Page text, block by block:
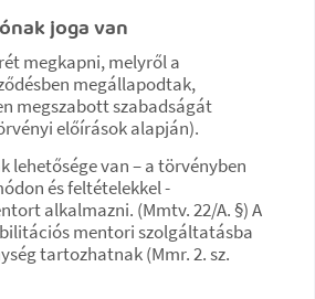
joga van
megkapni, melyről a
megállapodtak,
megszabott szabadságát
előírások alapján).
lehetősége van – a törvényben
és feltételekkel -
alkalmazni. (Mmtv. 22/A. §) A
mentori szolgáltatásba
tartozhatnak (Mmr. 2. sz.